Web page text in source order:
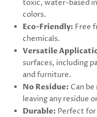
toxic, water-based
colors.
Eco-Friendly: Free
chemicals.
Versatile
surfaces, including
and furniture.
No Residue: Can
leaving any residue
Durable: Perfect